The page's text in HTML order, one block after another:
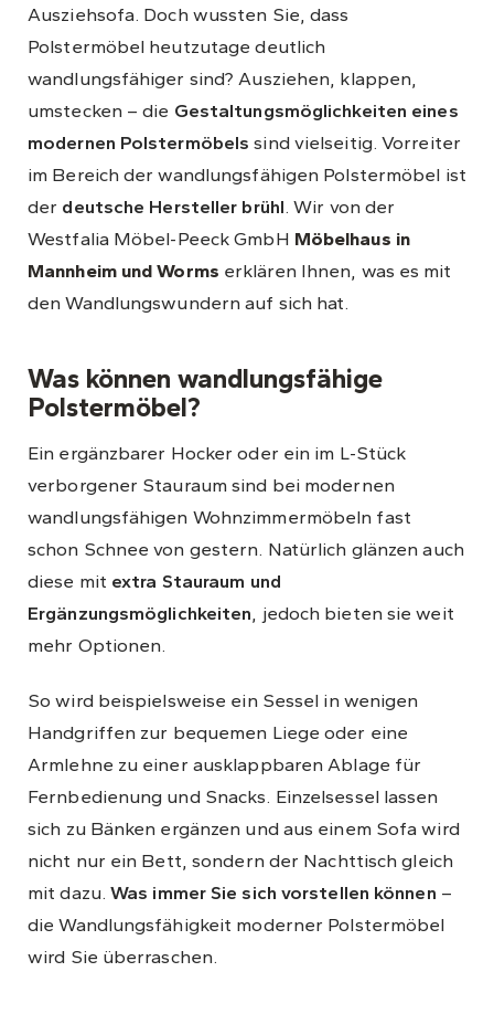
Ausziehsofa. Doch wussten Sie, dass
Polstermöbel heutzutage deutlich
wandlungsfähiger sind? Ausziehen, klappen,
umstecken – die Gestaltungsmöglichkeiten eines
modernen Polstermöbels sind vielseitig. Vorreiter
im Bereich der wandlungsfähigen Polstermöbel ist
der deutsche Hersteller brühl. Wir von der
Westfalia Möbel-Peeck GmbH Möbelhaus in
Mannheim und Worms erklären Ihnen, was es mit
den Wandlungswundern auf sich hat.
Was können wandlungsfähige
Polstermöbel?
Ein ergänzbarer Hocker oder ein im L-Stück
verborgener Stauraum sind bei modernen
wandlungsfähigen Wohnzimmermöbeln fast
schon Schnee von gestern. Natürlich glänzen auch
diese mit extra Stauraum und
Ergänzungsmöglichkeiten , jedoch bieten sie weit
mehr Optionen.
So wird beispielsweise ein Sessel in wenigen
Handgriffen zur bequemen Liege oder eine
Armlehne zu einer ausklappbaren Ablage für
Fernbedienung und Snacks. Einzelsessel lassen
sich zu Bänken ergänzen und aus einem Sofa wird
nicht nur ein Bett, sondern der Nachttisch gleich
mit dazu. Was immer Sie sich vorstellen können –
die Wandlungsfähigkeit moderner Polstermöbel
wird Sie überraschen.